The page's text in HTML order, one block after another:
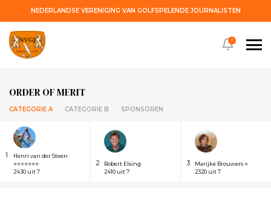
NEDERLANDSE VERENIGING VAN GOLFSPELENDE JOURNALISTEN
ORDER OF MERIT
CATEGORIE A CATEGORIE B SPONSOREN
1
Henri van der Steen
⭐⭐⭐⭐⭐⭐⭐
2430 uit 7
2
Robert Elsing
2410 uit 7
3
Marijke Brouwers ⭐
2320 uit 7
!